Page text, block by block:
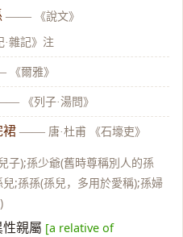
—— 《說文》
·雜記》注
《爾雅》
《列子·湯問》
裙 —— 唐·杜甫 《石壕吏》
子);孫少爺(舊時尊稱別人的孫
;孫孫(孫兒，多用於愛稱);孫婦
親屬 [a relative of